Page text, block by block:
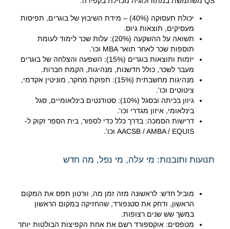
יכולת תעסוקה (40%) – מידת השיבוץ של בוגרים, תפיסות
מעסיקים, תוצאות גיוס.
תשואה על ההשקעה (20%): עלות שכר לימוד לעומת
תוספות שכר לאחר תואר MBA וכו'.
יזמות ותוצאות בוגרים (15%): השפעה והצלחה של בוגרים
מעבר לשכר, כולל חדשנות, מנהיגות, הקמת חברות.
מנהיגות מחשבתית (15%): תפוקת מחקר, מוניטין אקדמי,
ציטוטים וכו'.
גיוון בכיתה ובסגל (10%): סטודנטים בינלאומיים, סגל
בינלאומי, איזון מגדרי וכו'.
דרישות הסמכה: בדרך כלל כדי לספור, בית הספר זקוק ל-
AACSB / AMBA / EQUIS וכו'.
תנועות ותובנות: מי עלה, מי נפל, מה חדש
מוביל חדש: לראשונה מזה זמן מה, וורטון תפס את המקום
הראשון, ודחק את סטנפורד, שהחזיקה במקום הראשון
במשך שש שנים רצופות.
מטפסים: אוקספורד רשם את אחת הקפיצות הבולטות יותר